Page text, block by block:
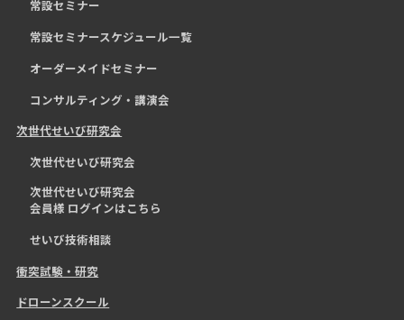
常設セミナー
常設セミナースケジュール一覧
オーダーメイドセミナー
コンサルティング・講演会
次世代せいび研究会
次世代せいび研究会
次世代せいび研究会
会員様 ログインはこちら
せいび技術相談
衝突試験・研究
ドローンスクール